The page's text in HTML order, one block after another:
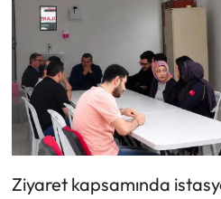
Ziyaret kapsamında